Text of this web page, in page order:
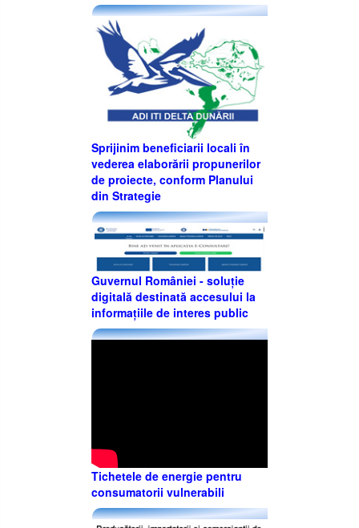
Sprijinim beneficiarii locali în
vederea elaborării propunerilor
de proiecte, conform Planului
din Strategie
Guvernul României - soluție
digitală destinată accesului la
informațiile de interes public
Tichetele de energie pentru
consumatorii vulnerabili